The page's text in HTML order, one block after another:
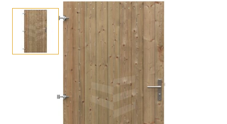
Deze stevige linksdraaiende deur Vloerdorp is
gemaakt van (groen) geïmpregneerd Noord-Europees
vurenhout. De planken van de deur zijn 18x115 mm en
verticaal op een stalen frame geschroefd. De deur is
enkelzijdig bekleed maar kan uiteraard ook